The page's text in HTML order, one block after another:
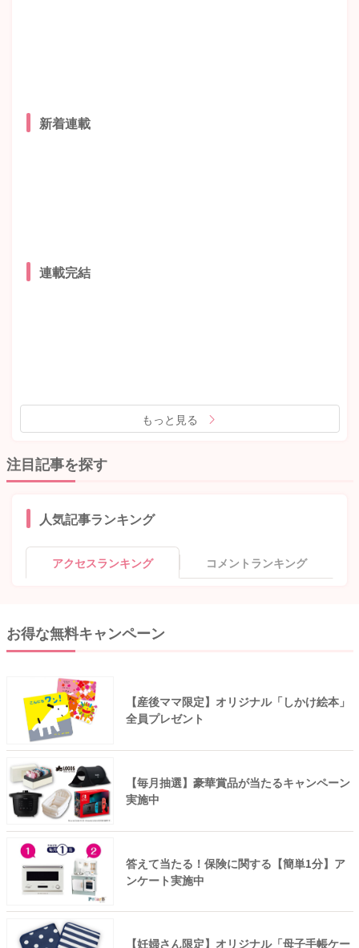
新着連載
連載完結
もっと見る
注目記事を探す
人気記事ランキング
アクセスランキング コメントランキング
お得な無料キャンペーン
【産後ママ限定】オリジナル「しかけ絵本」
全員プレゼント
【毎月抽選】豪華賞品が当たるキャンペーン
実施中
答えて当たる！保険に関する【簡単1分】ア
ンケート実施中
【妊婦さん限定】オリジナル「母子手帳ケー